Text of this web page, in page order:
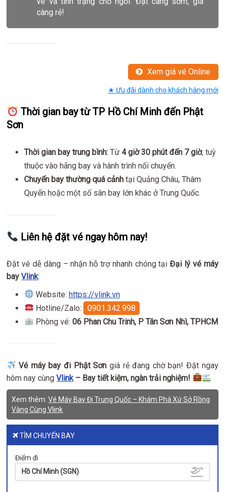
càng rẻ!
Xem giá vé Online
★ Ưu đãi dành cho khách hàng mới
Thời gian bay từ TP Hồ Chí Minh đến Phật
Sơn
Thời gian bay trung bình: Từ4 giờ 30 phút đến 7 giờ, tuỳ
thuộc vào hãng bay và hành trình nối chuyến.
Chuyến bay thường quá cảnh tại Quảng Châu, Thâm
Quyến hoặc một số sân bay lớn khác ở Trung Quốc.
Liên hệ đặt vé ngay hôm nay!
Đặt vé dễ dàng – nhận hỗ trợ nhanh chóng tạiĐại lý vé máy
bayVlink:
Website: https://vlink.vn
Hotline/Zalo:
0901.342.998
Phòng vé: 06 Phan Chu Trinh, P Tân Sơn Nhì, TPHCM
Vé máy bay đi Phật Sơn giá rẻ đang chờ bạn! Đặt ngay
hôm nay cùngVlink– Bay tiết kiệm, ngàn trải nghiệm!
Xem thêm:Vé Máy Bay Đi Trung Quốc – Khám Phá Xứ Sở Rồng
Vàng Cùng Vlink
TÌM CHUYẾN BAY
Điểm đi
Hồ Chí Minh (SGN)